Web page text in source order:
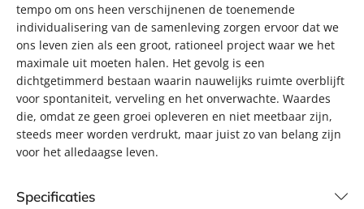
tempo om ons heen verschijnenen de toenemende
individualisering van de samenleving zorgen ervoor dat we
ons leven zien als een groot, rationeel project waar we het
maximale uit moeten halen. Het gevolg is een
dichtgetimmerd bestaan waarin nauwelijks ruimte overblijft
voor spontaniteit, verveling en het onverwachte. Waardes
die, omdat ze geen groei opleveren en niet meetbaar zijn,
steeds meer worden verdrukt, maar juist zo van belang zijn
voor het alledaagse leven.
Specificaties